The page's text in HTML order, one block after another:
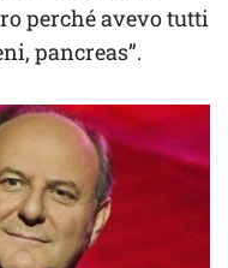
perché avevo tutti
pancreas”.